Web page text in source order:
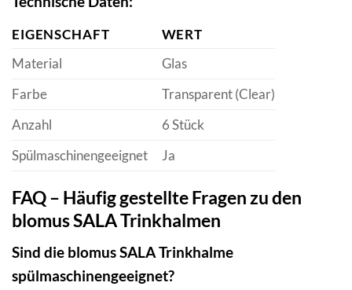
EIGENSCHAFT
WERT
Material
Glas
Farbe
Transparent (Clear)
Anzahl
6 Stück
Spülmaschinengeeignet
Ja
FAQ – Häufig gestellte Fragen zu den
blomus SALA Trinkhalmen
Sind die blomus SALA Trinkhalme
spülmaschinengeeignet?